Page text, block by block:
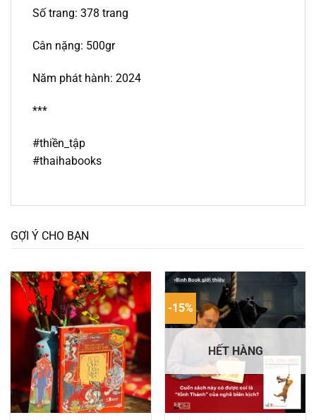
Số trang: 378 trang
Cân nặng: 500gr
Năm phát hành: 2024
***
#thiền_tập
#thaihabooks
GỢI Ý CHO BẠN
-15%
HẾT HÀNG